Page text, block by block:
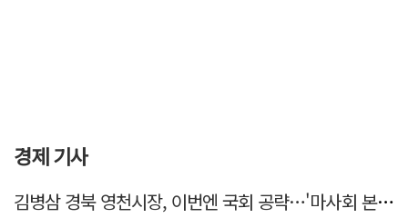
경제 기사
김병삼 경북 영천시장, 이번엔 국회 공략…'마사회 본사 이전·광역교통망 확충' 요청